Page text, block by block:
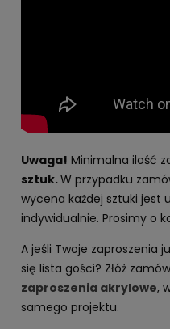
Uwaga! Minimalna ilość
sztuk.W przypadku
wycena każdej sztuki jest
indywidualnie. Prosimy o
A jeśli Twoje zaproszenia
się lista gości? Złóż
zaproszenia akrylowe,
samego projektu.